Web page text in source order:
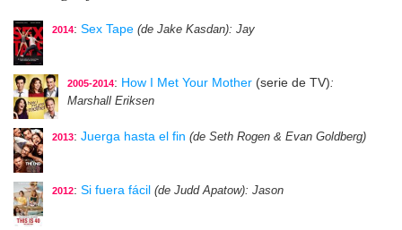
2014: Sex Tape (de Jake Kasdan): Jay
2005-2014: How I Met Your Mother (serie de TV):
Marshall Eriksen
2013: Juerga hasta el fin (de Seth Rogen & Evan Goldberg)
2012: Si fuera fácil (de Judd Apatow): Jason